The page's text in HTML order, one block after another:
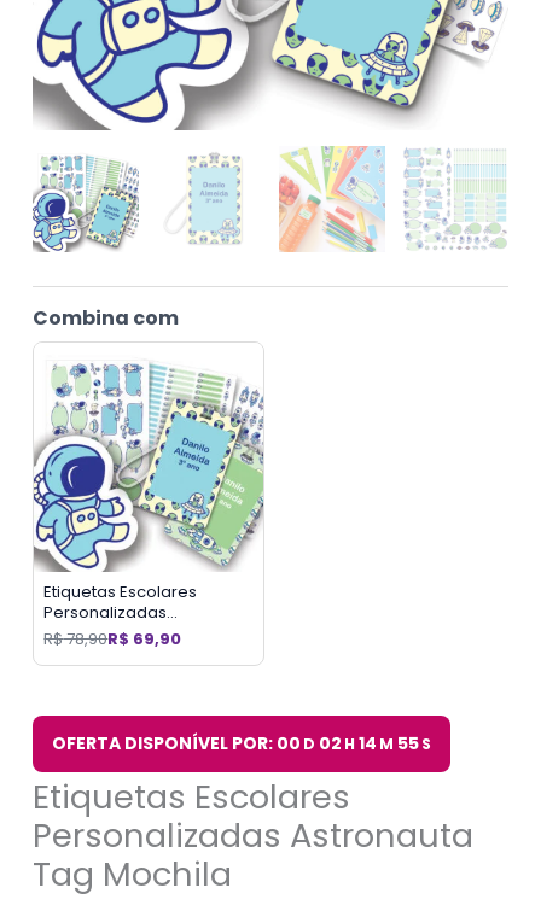
Combina com
Etiquetas Escolares
Personalizadas
Astronauta 2 Tags Mochila
R$78,90R$ 69,90
OFERTA DISPONÍVEL POR: 00 D 02 H 14 M 54S
Etiquetas Escolares
Personalizadas Astronauta
Tag Mochila